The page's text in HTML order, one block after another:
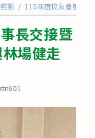
影 / 115年度校友會第5屆
長交接暨
場健走